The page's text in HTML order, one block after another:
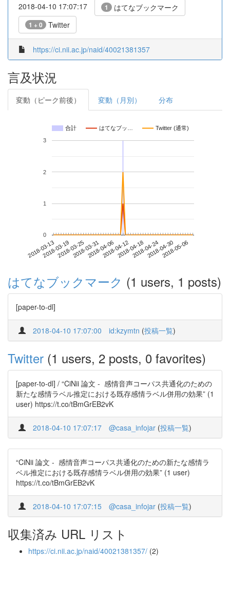
2018-04-10 17:07:17 1 はてなブックマーク
1 + 0 Twitter
https://ci.nii.ac.jp/naid/40021381357
言及状況
変動（ピーク前後） 変動（月別） 分布
合計 はてなブッ… Twitter (通常)
2018-03-132018-03-192018-03-252018-03-312018-04-062018-04-122018-04-182018-04-242018-04-302018-05-06
0
1
2
3
はてなブックマーク (1 users, 1 posts)
[paper-to-dl]
2018-04-10 17:07:00 id:kzymtn (投稿一覧)
Twitter (1 users, 2 posts, 0 favorites)
[paper-to-dl] / “CiNii 論文 - 感情音声コーパス共通化のための
新たな感情ラベル推定における既存感情ラベル併用の効果” (1
user) https://t.co/tBmGrEB2vK
2018-04-10 17:07:17 @casa_infojar (投稿一覧)
“CiNii 論文 - 感情音声コーパス共通化のための新たな感情ラ
ベル推定における既存感情ラベル併用の効果” (1 user)
https://t.co/tBmGrEB2vK
2018-04-10 17:07:15 @casa_infojar (投稿一覧)
収集済み URL リスト
https://ci.nii.ac.jp/naid/40021381357/ (2)